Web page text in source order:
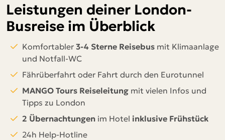
Leistungen deiner London-
Busreise im Überblick
Komfortabler 3-4 Sterne Reisebus mit Klimaanlage
und Notfall-WC
Fährüberfahrt oder Fahrt durch den Eurotunnel
MANGO Tours Reiseleitung mit vielen Infos und
Tipps zu London
2 Übernachtungen im Hotel inklusive Frühstück
24h Help-Hotline